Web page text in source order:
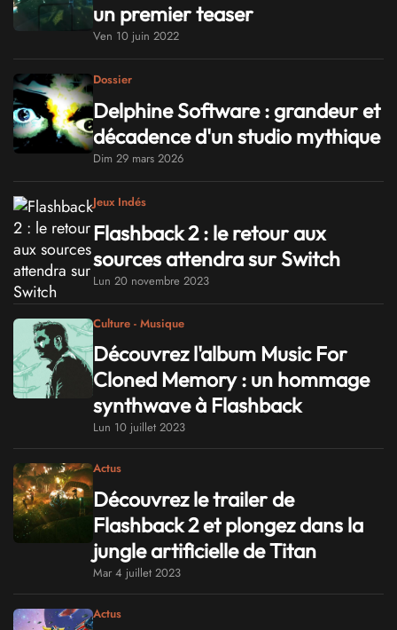
un premier teaser
Ven 10 juin 2022
Dossier
Delphine Software : grandeur et
décadence d'un studio mythique
Dim 29 mars 2026
Jeux Indés
Flashback 2 : le retour aux
sources attendra sur Switch
Lun 20 novembre 2023
Culture - Musique
Découvrez l'album Music For
Cloned Memory : un hommage
synthwave à Flashback
Lun 10 juillet 2023
Actus
Découvrez le trailer de
Flashback 2 et plongez dans la
jungle artificielle de Titan
Mar 4 juillet 2023
Actus